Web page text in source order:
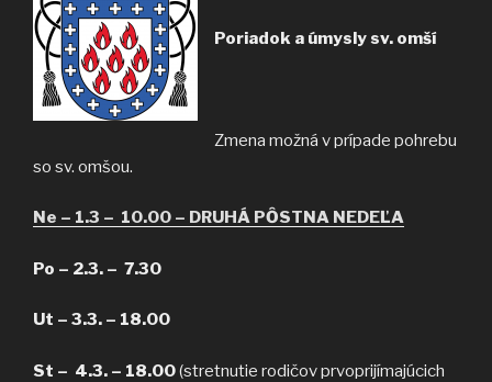
Poriadok a úmysly sv. omší
Zmena možná v prípade pohrebu
so sv. omšou.
Ne – 1.3 – 10.00 – DRUHÁ PȎSTNA NEDEĽA
Po – 2.3. – 7.30
Ut – 3.3. – 18.00
St – 4.3. – 18.00(stretnutie rodičov prvoprijímajúcich